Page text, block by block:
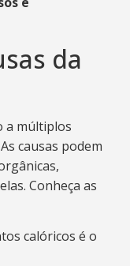
da
a múltiplos
causas podem
Conheça as
calóricos é o